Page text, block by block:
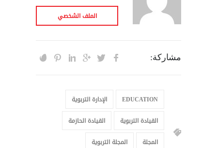
الملف الشخصي
مشاركة:
EDUCATION
الإدارة التربوية
القيادة التربوية
القيادة الحازمة
المجلة
المجلة التربوية